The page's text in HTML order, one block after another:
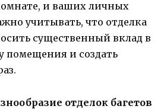
и ваших личных
учитывать, что отделка
существенный вклад в
помещения и создать
отделок багетов